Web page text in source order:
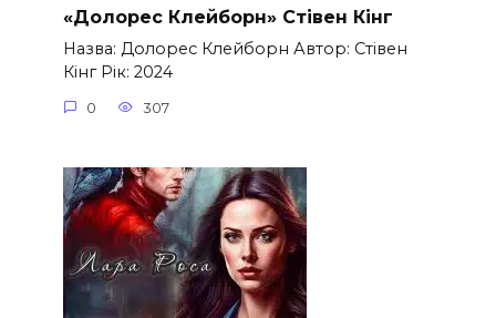
«Долорес Клейборн» Стівен Кінг
Назва: Долорес Клейборн Автор: Стівен
Кінг Рік: 2024
0 307